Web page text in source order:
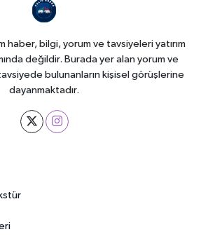
haber, bilgi, yorum ve tavsiyeleri yatırım
değildir. Burada yer alan yorum ve
bulunanların kişisel görüşlerine
dayanmaktadır.